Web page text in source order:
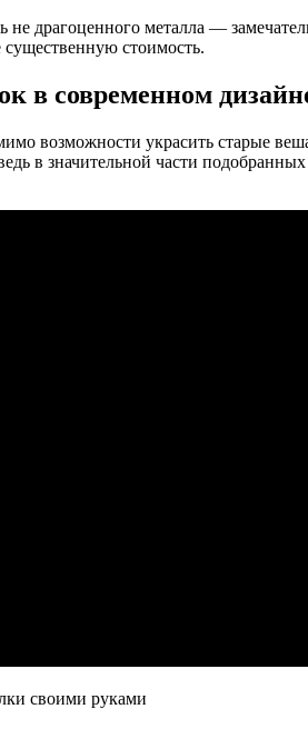
драгоценного металла —
существенную стоимость.
в современном
возможности украсить старые
в значительной части
своими руками